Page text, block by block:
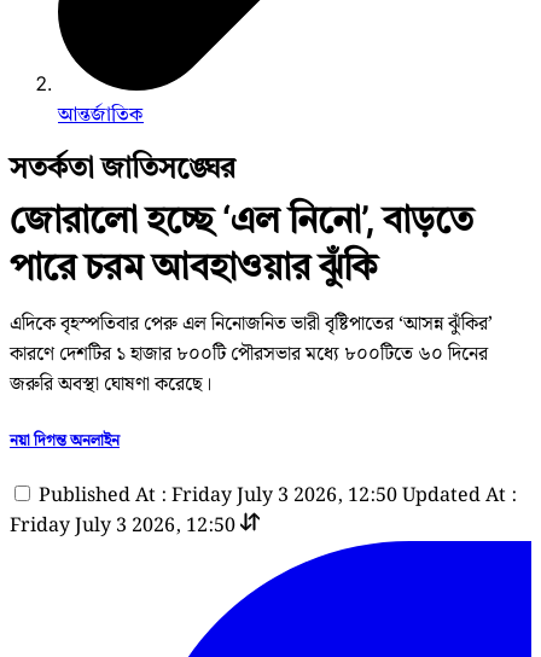
আন্তর্জাতিক
সতর্কতা জাতিসঙ্ঘের
জোরালো হচ্ছে ‘এল নিনো’, বাড়তে
পারে চরম আবহাওয়ার ঝুঁকি
এদিকে বৃহস্পতিবার পেরু এল নিনোজনিত ভারী বৃষ্টিপাতের ‘আসন্ন ঝুঁকির’
কারণে দেশটির ১ হাজার ৮০০টি পৌরসভার মধ্যে ৮০০টিতে ৬০ দিনের
জরুরি অবস্থা ঘোষণা করেছে।
নয়া দিগন্ত অনলাইন
Published At : Friday July 3 2026, 12:50Updated At :
Friday July 3 2026, 12:50